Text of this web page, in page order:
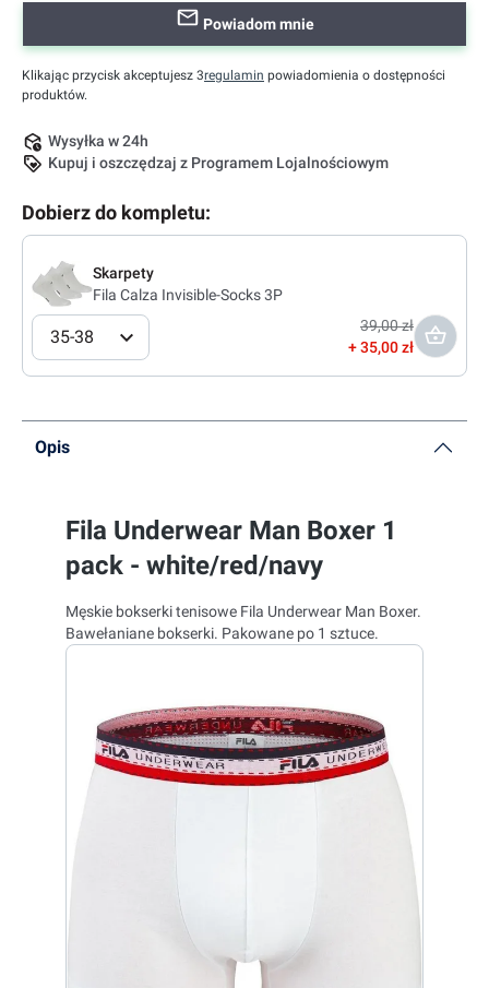
Powiadom mnie
Klikając przycisk akceptujesz 3regulamin powiadomienia o dostępności
produktów.
Wysyłka w 24h
Kupuj i oszczędzaj z Programem Lojalnościowym
Dobierz do kompletu:
Skarpety
Fila Calza Invisible-Socks 3P
35-38
39,00 zł
35,00 zł
Opis
Fila Underwear Man Boxer 1
pack - white/red/navy
Męskie bokserki tenisowe Fila Underwear Man Boxer.
Bawełaniane bokserki. Pakowane po 1 sztuce.